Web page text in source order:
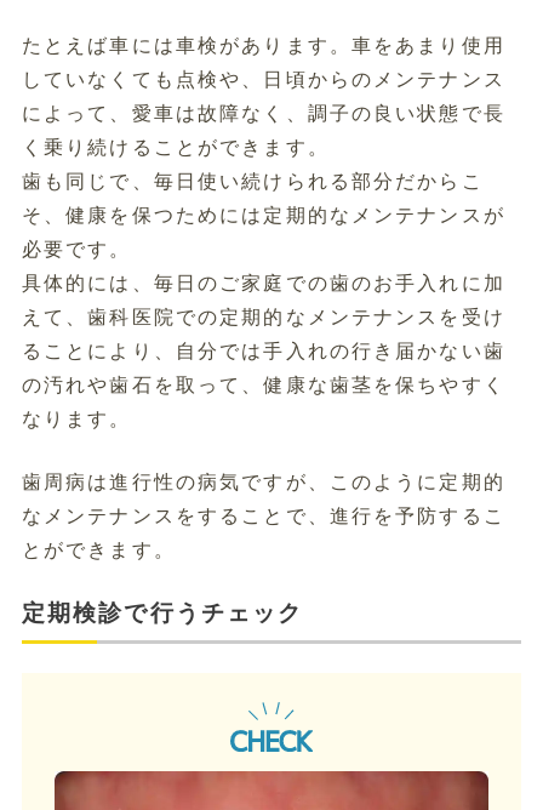
たとえば車には車検があります。車をあまり使用
していなくても点検や、日頃からのメンテナンス
によって、愛車は故障なく、調子の良い状態で長
く乗り続けることができます。
歯も同じで、毎日使い続けられる部分だからこ
そ、健康を保つためには定期的なメンテナンスが
必要です。
具体的には、毎日のご家庭での歯のお手入れに加
えて、歯科医院での定期的なメンテナンスを受け
ることにより、自分では手入れの行き届かない歯
の汚れや歯石を取って、健康な歯茎を保ちやすく
なります。
歯周病は進行性の病気ですが、このように定期的
なメンテナンスをすることで、進行を予防するこ
とができます。
定期検診で行うチェック